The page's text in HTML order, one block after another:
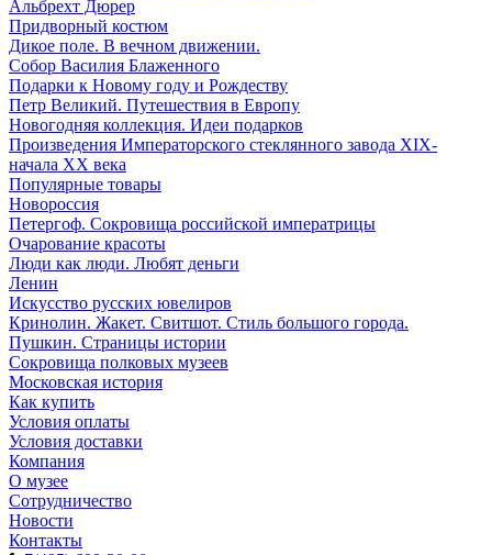
Альбрехт Дюрер
Придворный костюм
Дикое поле. В вечном движении.
Собор Василия Блаженного
Подарки к Новому году и Рождеству
Петр Великий. Путешествия в Европу
Новогодняя коллекция. Идеи подарков
Произведения Императорского стеклянного завода XIX-
начала XX века
Популярные товары
Новороссия
Петергоф. Сокровища российской императрицы
Очарование красоты
Люди как люди. Любят деньги
Ленин
Искусство русских ювелиров
Кринолин. Жакет. Свитшот. Стиль большого города.
Пушкин. Страницы истории
Сокровища полковых музеев
Московская история
Как купить
Условия оплаты
Условия доставки
Компания
О музее
Сотрудничество
Новости
Контакты